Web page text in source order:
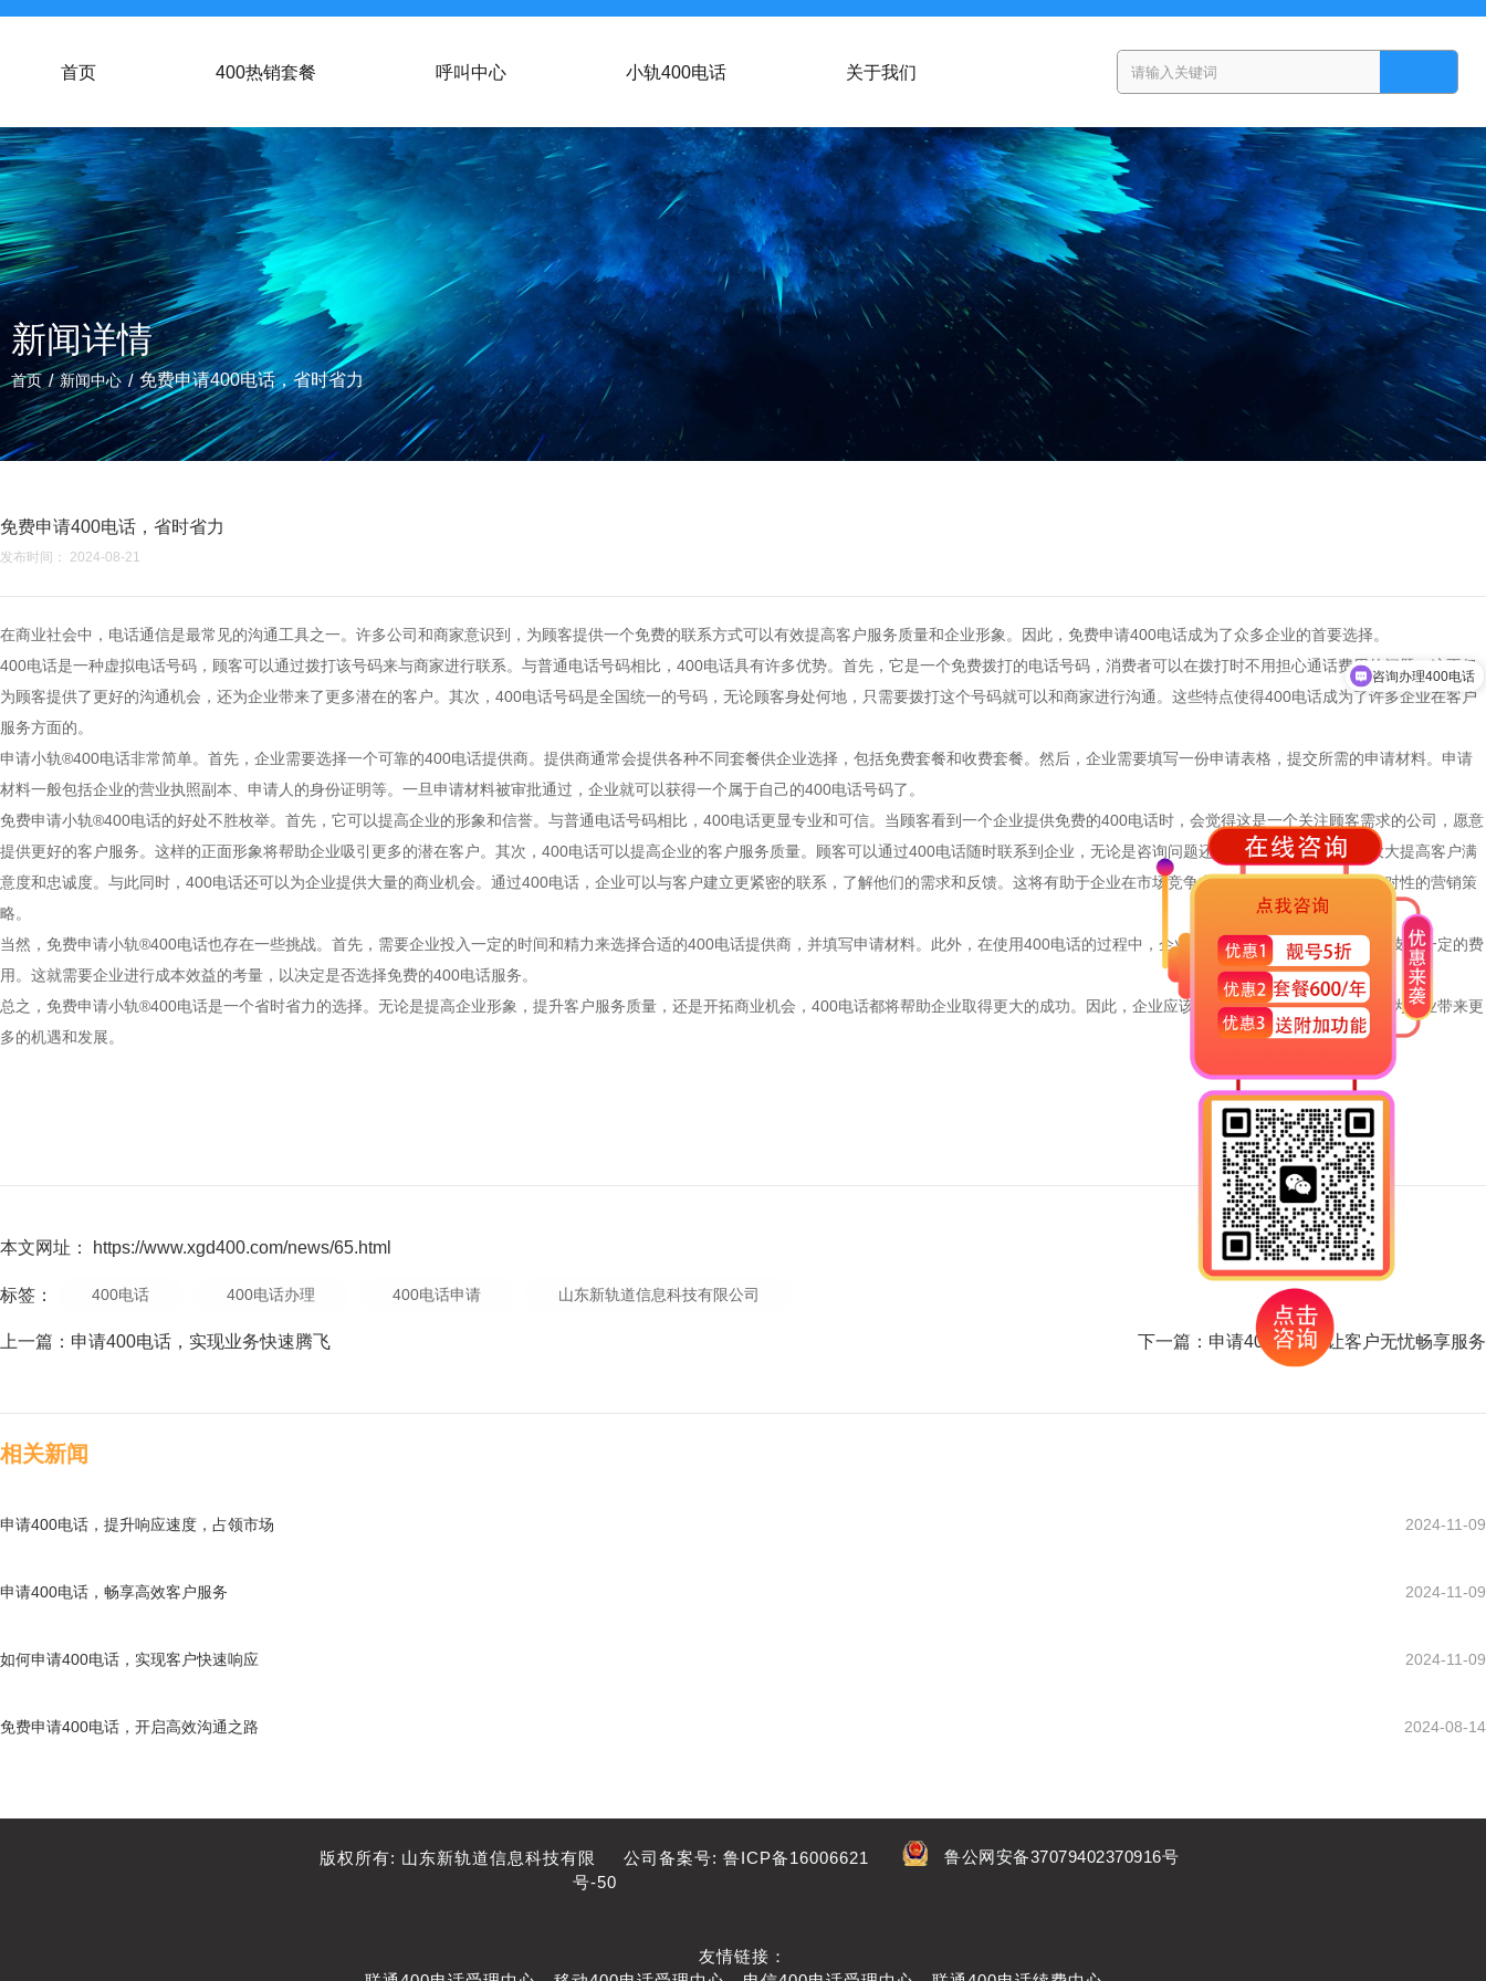
首页 400热销套餐 呼叫中心 小轨400电话 关于我们
新闻详情
首页 /新闻中心 / 免费申请400电话，省时省力
免费申请400电话，省时省力
发布时间： 2024-08-21
在商业社会中，电话通信是最常见的沟通工具之一。许多公司和商家意识到，为顾客提供一个免费的联系方式可以有效提高客户服务质量和企业形象。因此，免费申请400电话成为了众多企业的首要选择。
400电话是一种虚拟电话号码，顾客可以通过拨打该号码来与商家进行联系。与普通电话号码相比，400电话具有许多优势。首先，它是一个免费拨打的电话号码，消费者可以在拨打时不用担心通话费用的问题。这不仅
为顾客提供了更好的沟通机会，还为企业带来了更多潜在的客户。其次，400电话号码是全国统一的号码，无论顾客身处何地，只需要拨打这个号码就可以和商家进行沟通。这些特点使得400电话成为了许多企业在客户
服务方面的。
申请小轨®400电话非常简单。首先，企业需要选择一个可靠的400电话提供商。提供商通常会提供各种不同套餐供企业选择，包括免费套餐和收费套餐。然后，企业需要填写一份申请表格，提交所需的申请材料。申请
材料一般包括企业的营业执照副本、申请人的身份证明等。一旦申请材料被审批通过，企业就可以获得一个属于自己的400电话号码了。
免费申请小轨®400电话的好处不胜枚举。首先，它可以提高企业的形象和信誉。与普通电话号码相比，400电话更显专业和可信。当顾客看到一个企业提供免费的400电话时，会觉得这是一个关注顾客需求的公司，愿意
提供更好的客户服务。这样的正面形象将帮助企业吸引更多的潜在客户。其次，400电话可以提高企业的客户服务质量。顾客可以通过400电话随时联系到企业，无论是咨询问题还是提供反馈意见。这将大大提高客户满
意度和忠诚度。与此同时，400电话还可以为企业提供大量的商业机会。通过400电话，企业可以与客户建立更紧密的联系，了解他们的需求和反馈。这将有助于企业在市场竞争中抢占先机，并制定更有针对性的营销策
略。
当然，免费申请小轨®400电话也存在一些挑战。首先，需要企业投入一定的时间和精力来选择合适的400电话提供商，并填写申请材料。此外，在使用400电话的过程中，企业还需要为电话接通和通话时间支付一定的费
用。这就需要企业进行成本效益的考量，以决定是否选择免费的400电话服务。
总之，免费申请小轨®400电话是一个省时省力的选择。无论是提高企业形象，提升客户服务质量，还是开拓商业机会，400电话都将帮助企业取得更大的成功。因此，企业应该及时申请400电话，并借助它为企业带来更
多的机遇和发展。
本文网址： https://www.xgd400.com/news/65.html
标签： 400电话 400电话办理 400电话申请 山东新轨道信息科技有限公司
上一篇： 申请400电话，实现业务快速腾飞 下一篇： 申请400电话，让客户无忧畅享服务
相关新闻
2024-11-09
申请400电话，提升响应速度，占领市场
2024-11-09
申请400电话，畅享高效客户服务
2024-11-09
如何申请400电话，实现客户快速响应
2024-08-14
免费申请400电话，开启高效沟通之路
版权所有: 山东新轨道信息科技有限 公司备案号: 鲁ICP备16006621
号-50
鲁公网安备37079402370916号
友情链接：
办理400电话需要什么